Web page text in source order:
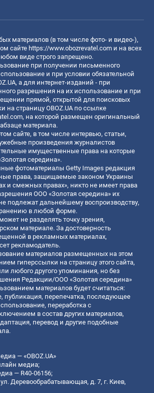
материалов (в том числе фото- и видео-),
сайте https://www.obozrevatel.com и на всех
виде строго запрещено.
при получении письменного
и при условии обязательной
а для интернет-изданий - при
разрешения на их использование и при
прямой, открытой для поисковых
на страницу OBOZ.UA по ссылке
, на которой размещен оригинальный
материала.
сайте, в том числе интервью, статьи,
произведения журналистов
имущественные права на которые
середина».
фотоматериалы Getty Images редакция
права, защищаемые законом Украины
и смежных правах», никто не имеет права
ООО «Золотая середина» их
подлежат дальнейшему воспроизводству,
в любой форме.
не разделять точку зрения,
материале. За достоверность
в рекламных материалах,
рекламодатель.
материалов размещенных на этом
гиперссылки на страницу этого сайта,
любого другого упоминания, но без
Редакции/ООО «Золотая середина»
материалов будет считаться:
публикация, перепечатка, последующее
переработка с
в состав других материалов,
перевод и другие подобные
— «OBOZ.UA»
медиа;
— R40-06156;
Деревообрабатывающая, д. 7, г. Киев,